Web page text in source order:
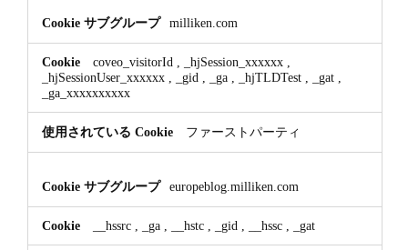
milliken.com
coveo_visitorId _hjSession_xxxxxx
_hjSessionUser_xxxxxx
_gid _ga _hjTLDTest _gat
_ga_xxxxxxxxxx
ファーストパーティ
europeblog.milliken.com
__hssrc _ga __hstc _gid __hssc _gat